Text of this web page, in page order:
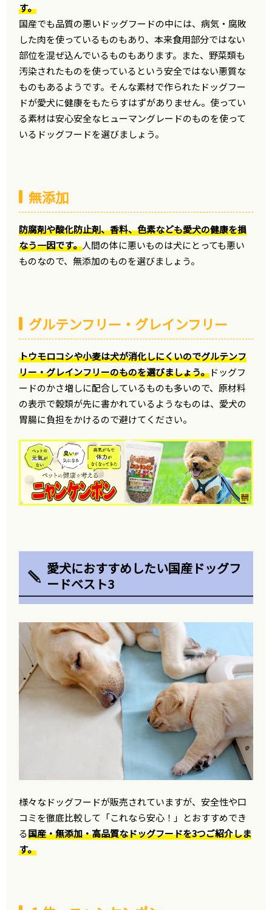
す。
国産でも品質の悪いドッグフードの中には、病気・腐敗
した肉を使っているものもあり、本来食用部分ではない
部位を混ぜ込んでいるものもあります。また、野菜類も
汚染されたものを使っているという安全ではない悪質な
ものもあるようです。そんな素材で作られたドッグフー
ドが愛犬に健康をもたらすはずがありません。使ってい
る素材は安心安全なヒューマングレードのものを使って
いるドッグフードを選びましょう。
無添加
防腐剤や酸化防止剤、香料、色素なども愛犬の健康を損
なう一因です。人間の体に悪いものは犬にとっても悪い
ものなので、無添加のものを選びましょう。
グルテンフリー・グレインフリー
トウモロコシや小麦は犬が消化しにくいのでグルテンフ
リー・グレインフリーのものを選びましょう。ドッグフ
ードのかさ増しに配合しているものも多いので、原材料
の表示で穀類が先に書かれているようなものは、愛犬の
胃腸に負担をかけるので避けてください。
愛犬におすすめしたい国産ドッグフ
ードベスト3
様々なドッグフードが販売されていますが、安全性や口
コミを徹底比較して「これなら安心！」とおすすめでき
る国産・無添加・高品質なドッグフードを3つご紹介しま
す。